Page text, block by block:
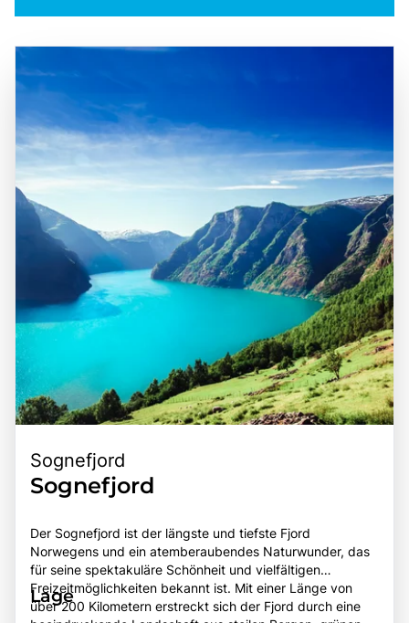
Sognefjord
Sognefjord
Der Sognefjord ist der längste und tiefste Fjord
Norwegens und ein atemberaubendes Naturwunder, das
für seine spektakuläre Schönheit und vielfältigen
Freizeitmöglichkeiten bekannt ist. Mit einer Länge von
über 200 Kilometern erstreckt sich der Fjord durch eine
Lage